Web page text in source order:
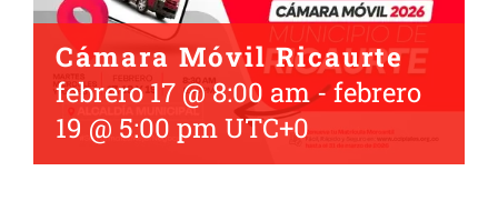
Cámara Móvil Ricaurte
febrero 17 @ 8:00 am-febrero
19 @ 5:00 pmUTC+0